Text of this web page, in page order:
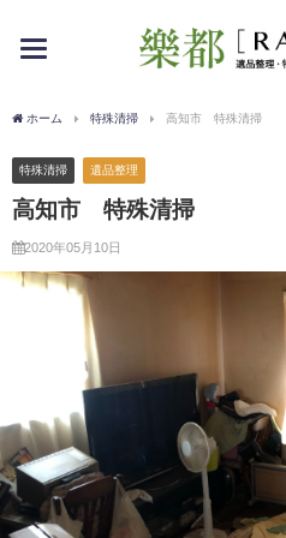
toggle
ホーム 特殊清掃 高知市 特殊清掃
特殊清掃 遺品整理
高知市 特殊清掃
2020年05月10日